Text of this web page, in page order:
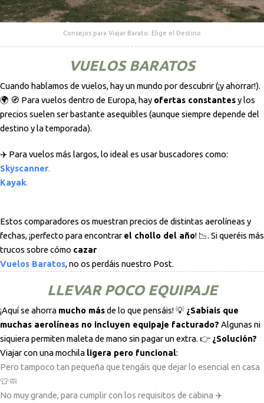
Consejos para Viajar Barato: Elige el Destino
VUELOS BARATOS
Cuando hablamos de vuelos, hay un mundo por descubrir (¡y ahorrar!).
🌍 🧭 Para vuelos dentro de Europa, hay ofertas constantesy los
precios suelen ser bastante asequibles (aunque siempre depende del
destino y la temporada).
✈️ Para vuelos más largos, lo ideal es usar buscadores como:
Skyscanner.
Kayak.
Estos comparadores os muestran precios de distintas aerolíneas y
fechas, ¡perfecto para encontrar el chollo del año! 📉. Si queréis más
trucos sobre cómo cazar
Vuelos Baratos, no os perdáis nuestro Post.
LLEVAR POCO EQUIPAJE
¡Aquí se ahorra mucho másde lo que pensáis! 💡 ¿Sabíais que
muchas aerolíneas no incluyen equipaje facturado? Algunas ni
siquiera permiten maleta de mano sin pagar un extra. 👉 ¿Solución?
Viajar con una mochila ligera pero funcional:
Pero tampoco tan pequeña que tengáis que dejar lo esencial en casa
👕🧼
No muy grande, para cumplir con los requisitos de cabina ✈️